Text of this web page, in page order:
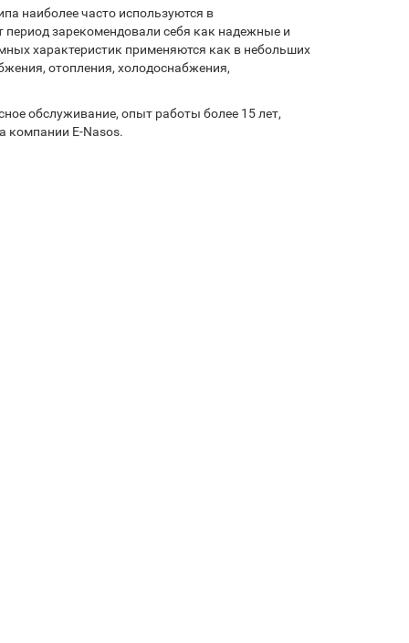
наиболее часто используются в
зарекомендовали себя как надежные и
характеристик применяются как в небольших
отопления, холодоснабжения,
обслуживание, опыт работы более 15 лет,
компании E-Nasos.